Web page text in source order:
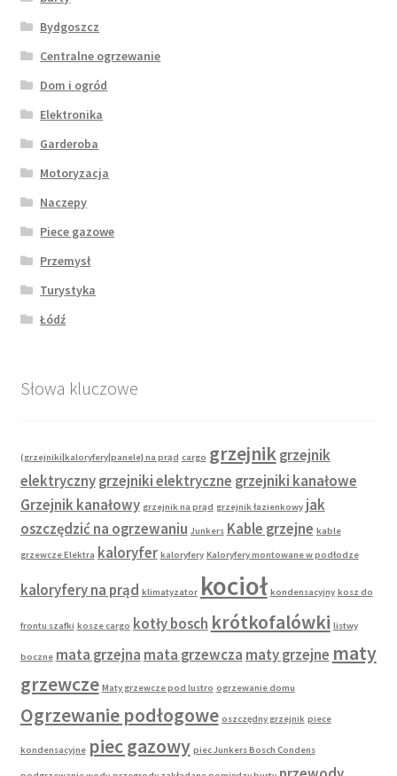
Bydgoszcz
Centralne ogrzewanie
Dom i ogród
Elektronika
Garderoba
Motoryzacja
Naczepy
Piece gazowe
Przemysł
Turystyka
Łódź
Słowa kluczowe
(grzejniki|kaloryfery|panele} na prąd cargo grzejnik grzejnik
elektryczny grzejniki elektryczne grzejniki kanałowe
Grzejnik kanałowy grzejnik na prąd grzejnik łazienkowy jak
oszczędzić na ogrzewaniu Junkers Kable grzejne kable
grzewcze Elektra kaloryfer kaloryfery Kaloryfery montowane w podłodze
kaloryfery na prąd klimatyzator kocioł kondensacyjny kosz do
frontu szafki kosze cargo kotły bosch krótkofalówki listwy
boczne mata grzejna mata grzewcza maty grzejne maty
grzewcze Maty grzewcze pod lustro ogrzewanie domu
Ogrzewanie podłogowe oszczędny grzejnik piece
kondensacyjne piec gazowy piec Junkers Bosch Condens